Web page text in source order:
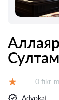
Fikrlar:
0 fikr-
Advokat